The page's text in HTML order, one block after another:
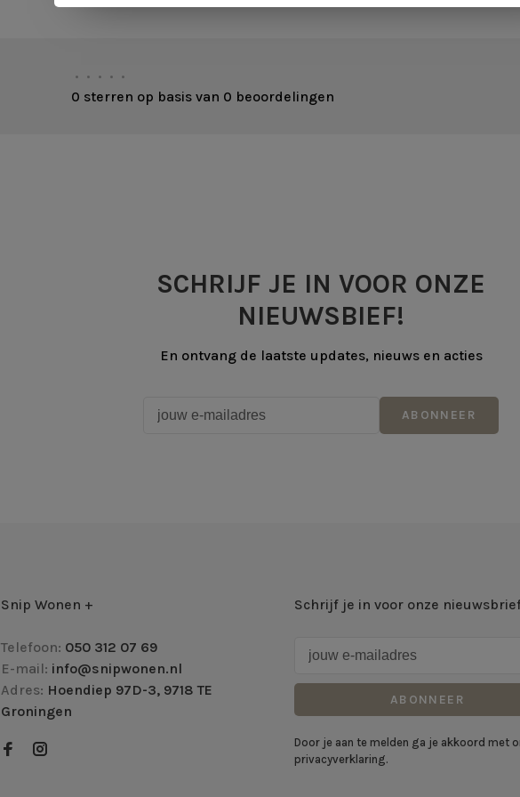
• • • • •
0 sterren op basis van 0 beoordelingen
SCHRIJF JE IN VOOR ONZE
NIEUWSBIEF!
En ontvang de laatste updates, nieuws en acties
ABONNEER
Snip Wonen +
Telefoon: 050 312 07 69
E-mail: info@snipwonen.nl
Adres: Hoendiep 97D-3, 9718 TE
Groningen
Schrijf je in voor onze
ABONNEER
Door je aan te melden ga je akkoord met
privacyverklaring.